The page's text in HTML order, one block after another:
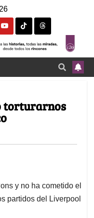
torturarnos
y no ha cometido el
partidos del Liverpool